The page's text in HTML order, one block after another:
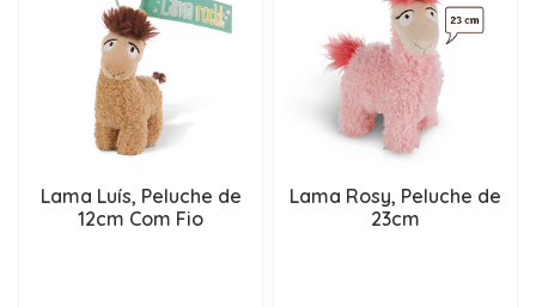
Lama Luís, Peluche de
12cm Com Fio
Lama Rosy, Peluche de
23cm